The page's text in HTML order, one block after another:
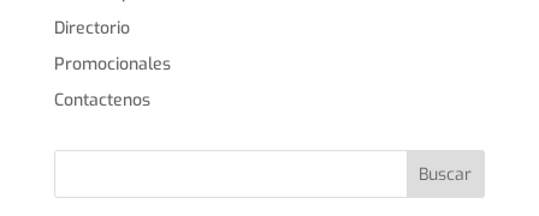
Directorio
Promocionales
Contactenos